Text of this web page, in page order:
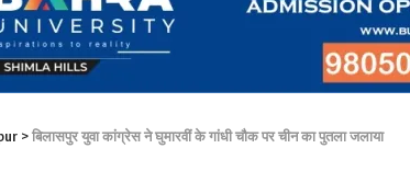
>बिलासपुर युवा कांग्रेस ने घुमारवीं के गांधी चौक पर चीन का पुतला जलाया